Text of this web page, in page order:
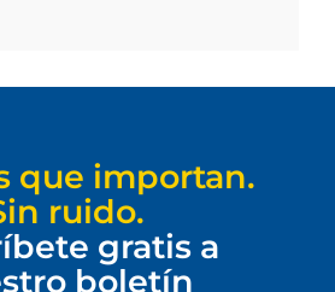
que importan.
ruido.
gratis a
boletín